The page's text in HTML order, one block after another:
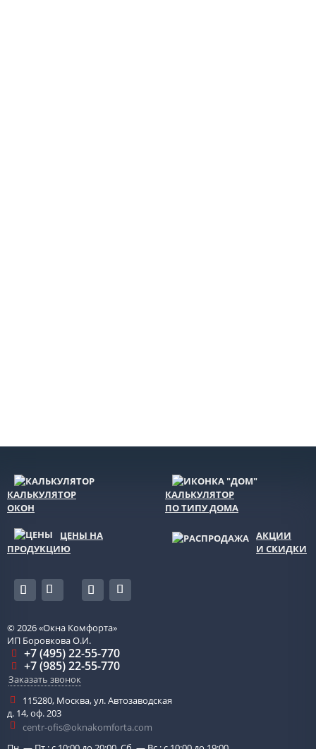
КАЛЬКУЛЯТОР
ОКОН
КАЛЬКУЛЯТОР
ПО ТИПУ ДОМА
ЦЕНЫ НА
ПРОДУКЦИЮ
АКЦИИ
И СКИДКИ
© 2026«Окна Комфорта»
ИП Боровкова О.И.
+7 (495) 22-55-770
+7 (985) 22-55-770
Заказать звонок
115280, Москва,ул. Автозаводская
д. 14, оф. 203
centr-ofis@oknakomforta.com